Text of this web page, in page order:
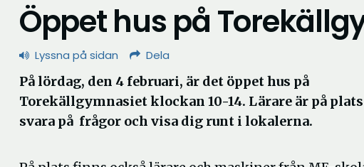
Öppet hus på
Lyssna på sidan Dela
På lördag, den 4 februari, är det öppet hus på
Torekällgymnasiet klockan 10-14. Lärare är på
svara på frågor och visa dig runt i lokalerna.